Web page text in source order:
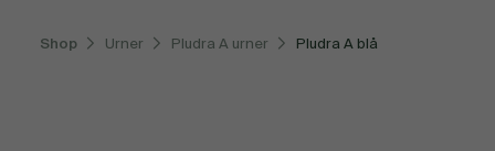
Shop Urner Pludra A urner Pludra A blå